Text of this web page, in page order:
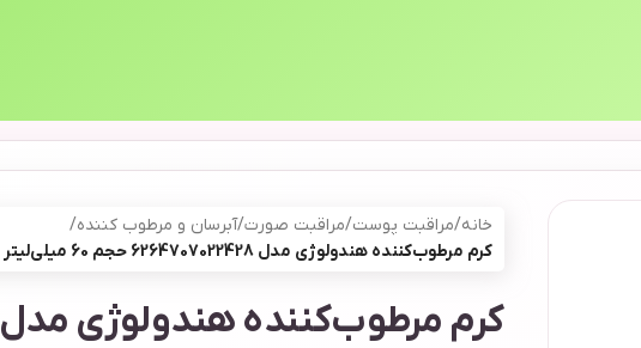
خانه/مراقبت پوست/مراقبت صورت/آبرسان و مرطوب کننده/
کرم مرطوب‌کننده هندولوژی مدل 6264707022428 حجم 60 میلی‌لیتر
کرم مرطوب‌کننده هندولوژی مدل